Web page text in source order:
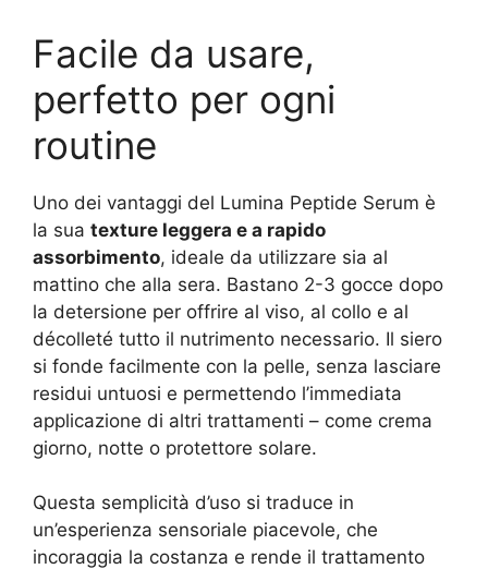
Facile da usare,
perfetto per ogni
routine
Uno dei vantaggi del Lumina Peptide Serum è
la sua texture leggera e a rapido
assorbimento, ideale da utilizzare sia al
mattino che alla sera. Bastano 2-3 gocce dopo
la detersione per offrire al viso, al collo e al
décolleté tutto il nutrimento necessario. Il siero
si fonde facilmente con la pelle, senza lasciare
residui untuosi e permettendo l’immediata
applicazione di altri trattamenti – come crema
giorno, notte o protettore solare.
Questa semplicità d’uso si traduce in
un’esperienza sensoriale piacevole, che
incoraggia la costanza e rende il trattamento